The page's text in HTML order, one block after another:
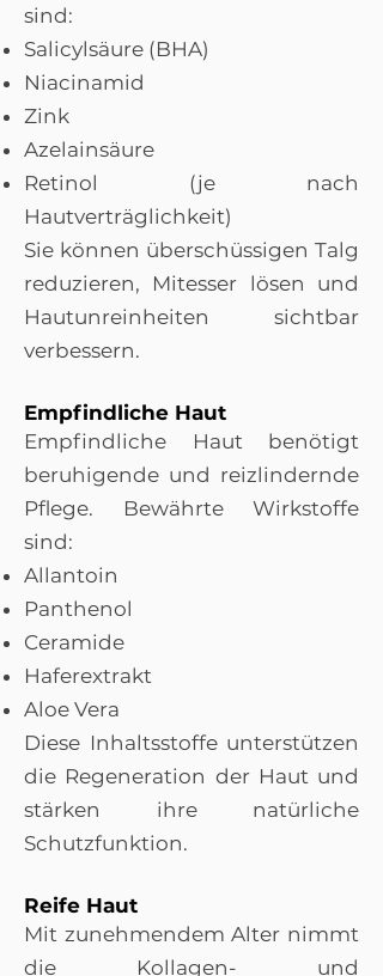
sind:
Salicylsäure (BHA)
Niacinamid
Zink
Azelainsäure
Retinol (je nach
Hautverträglichkeit)
Sie können überschüssigen Talg
reduzieren, Mitesser lösen und
Hautunreinheiten sichtbar
verbessern.
Empfindliche Haut
Empfindliche Haut benötigt
beruhigende und reizlindernde
Pflege. Bewährte Wirkstoffe
sind:
Allantoin
Panthenol
Ceramide
Haferextrakt
Aloe Vera
Diese Inhaltsstoffe unterstützen
die Regeneration der Haut und
stärken ihre natürliche
Schutzfunktion.
Reife Haut
Mit zunehmendem Alter nimmt
die Kollagen- und